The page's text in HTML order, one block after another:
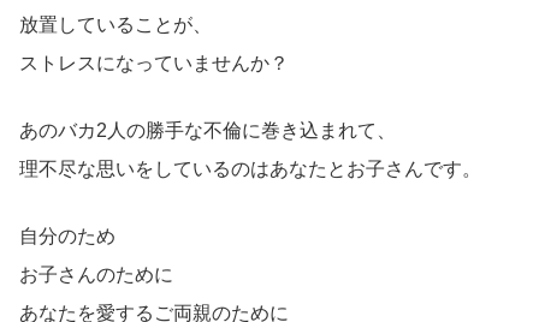
放置していることが、
ストレスになっていませんか？
あのバカ2人の勝手な不倫に巻き込まれて、
理不尽な思いをしているのはあなたとお子さんです。
自分のため
お子さんのために
あなたを愛するご両親のために